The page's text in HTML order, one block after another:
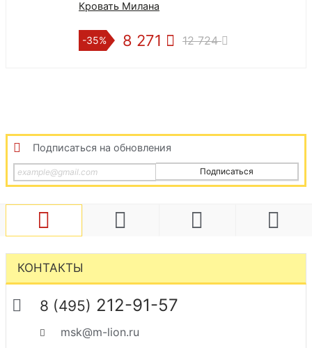
Кровать Милана
-35% 8 271 12 724
Подписаться на обновления
Подписаться
КОНТАКТЫ
8 (495) 212-91-57
msk@m-lion.ru